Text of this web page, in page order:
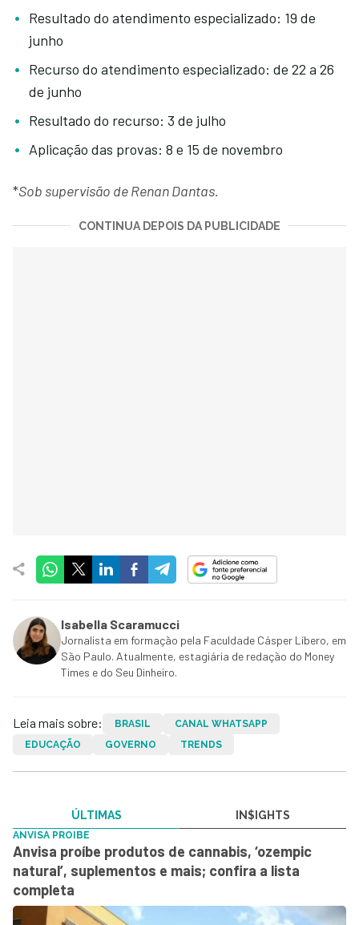
Resultado do atendimento especializado: 19 de
junho
Recurso do atendimento especializado: de 22 a 26
de junho
Resultado do recurso: 3 de julho
Aplicação das provas: 8 e 15 de novembro
*Sob supervisão de Renan Dantas.
CONTINUA DEPOIS DA PUBLICIDADE
Isabella Scaramucci
Jornalista em formação pela Faculdade Cásper Líbero, em
São Paulo. Atualmente, estagiária de redação do Money
Times e do Seu Dinheiro.
Leia mais sobre: BRASIL
CANAL WHATSAPP
EDUCAÇÃO
GOVERNO TRENDS
ÚLTIMAS IN$IGHTS
ANVISA PROIBE
Anvisa proíbe produtos de cannabis, ‘ozempic
natural’, suplementos e mais; confira a lista
completa